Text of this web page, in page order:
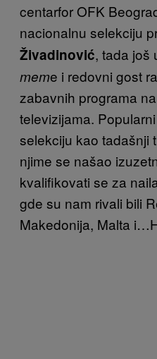
centarfor OFK
nacionalnu selekciju
Živadinović, tada još
meme i redovni gost
zabavnih programa
televizijama.
selekciju kao tadašnji
njime se našao
kvalifikovati se za
gde su nam rivali bili
Makedonija, Malta